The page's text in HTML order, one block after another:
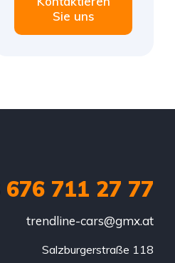
Sie uns
676 711 27 77
trendline-cars@gmx.at
Salzburgerstraße 118